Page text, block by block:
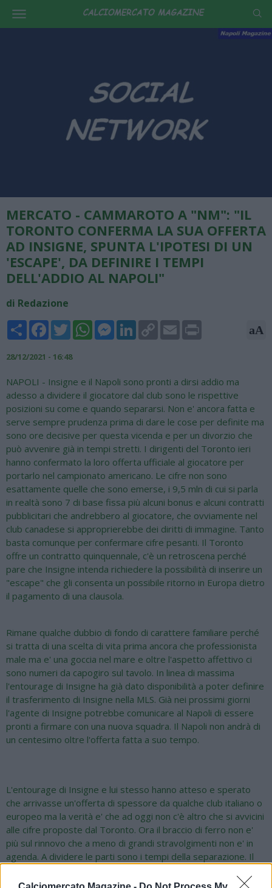
MERCATO - CAMMAROTO A "NM": "IL
TORONTO CONFERMA LA SUA OFFERTA
AD INSIGNE, SPUNTA L'IPOTESI DI UN
'ESCAPE', DA DEFINIRE I TEMPI
DELL'ADDIO AL NAPOLI"
di Redazione
Share FacebookTwitterWhatsAppMessengerLinkedInCopy
Link
Email aA
28/12/2021 - 16:48
NAPOLI - Insigne e il Napoli sono pronti a dirsi addio ma
adesso a dividere il giocatore dal club sono le rispettive
posizioni su come e quando separarsi. Non e' ancora fatta e
serve sempre prudenza prima di dare le cose per definite ma
sono ore decisive per questa vicenda e per un divorzio che
può avvenire già in tempi stretti. I dirigenti del Toronto ieri
hanno confermato la loro offerta ufficiale al giocatore per
portarlo nel campionato americano. Le cifre non sono
esattamente quelle che sono emerse, i 9,5 mln di cui si parla
in realtà sono 7 di base fissa più alcuni bonus e alcuni contratti
pubblicitari che andrebbero al giocatore, che ovviamente nel
club canadese si approprierebbe dei diritti di immagine. Tanto
basta comunque per confermare cifre pesanti. Il Toronto
offre un contratto quinquennale, c'è un retroscena perché
pare che Insigne intenda richiedere la possibilità di inserire un
"escape" che gli consenta un possibile ritorno in Europa dietro
il pagamento di una clausola.
Rimane qualche dubbio di fondo di carattere familiare perché
si tratta di una scelta di vita prima ancora che professionista
male ma e' una goccia nel mare e oltre l'aspetto affettivo ci
sono numeri da capogiro sul tavolo. In linea di massima
l'entourage di Insigne ha già dato disponibilità a poter definire
il trasferimento di Insigne nella MLS. Già nei prossimi giorni
l'agente di Insigne potrebbe comunicare al Napoli di essere
pronti a firmare con una nuova squadra. Il Napoli non andrà di
un centesimo oltre l'offerta fatta a suo tempo.
L'entourage di Insigne e lui stesso hanno atteso e sperato
che arrivasse un'offerta di spessore da qualche club italiano o
europeo ma la verità e' che ad oggi non c'è altro che si avvicini
alle cifre proposte dal Toronto. Ora il braccio di ferro non e'
più sul rinnovo che a meno di grandi stravolgimenti non e' in
agenda. A dividere le parti sono i tempi della separazione. Il
fare le valigie, il Napoli sarebbe propenso ad un addio